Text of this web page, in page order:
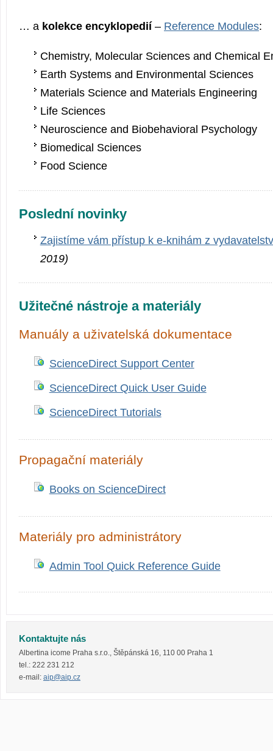
… a kolekce encyklopedií – Reference Modules:
Chemistry, Molecular Sciences and Chemical
Earth Systems and Environmental Sciences
Materials Science and Materials Engineering
Life Sciences
Neuroscience and Biobehavioral Psychology
Biomedical Sciences
Food Science
Poslední novinky
Zajistíme vám přístup k e-knihám z
2019)
Užitečné nástroje a materiály
Manuály a uživatelská dokumentace
ScienceDirect Support Center
ScienceDirect Quick User Guide
ScienceDirect Tutorials
Propagační materiály
Books on ScienceDirect
Materiály pro administrátory
Admin Tool Quick Reference Guide
Kontaktujte nás
Albertina icome Praha s.r.o., Štěpánská 16, 110 00 Praha 1
tel.: 222 231 212
e-mail: aip@aip.cz